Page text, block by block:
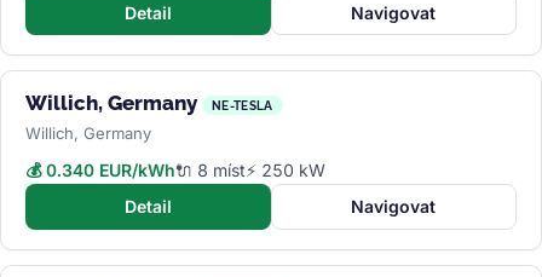
Detail
Navigovat
Willich, Germany NE-TESLA
Willich, Germany
💰 0.340 EUR/kWh🔌 8 míst⚡ 250 kW
Detail
Navigovat